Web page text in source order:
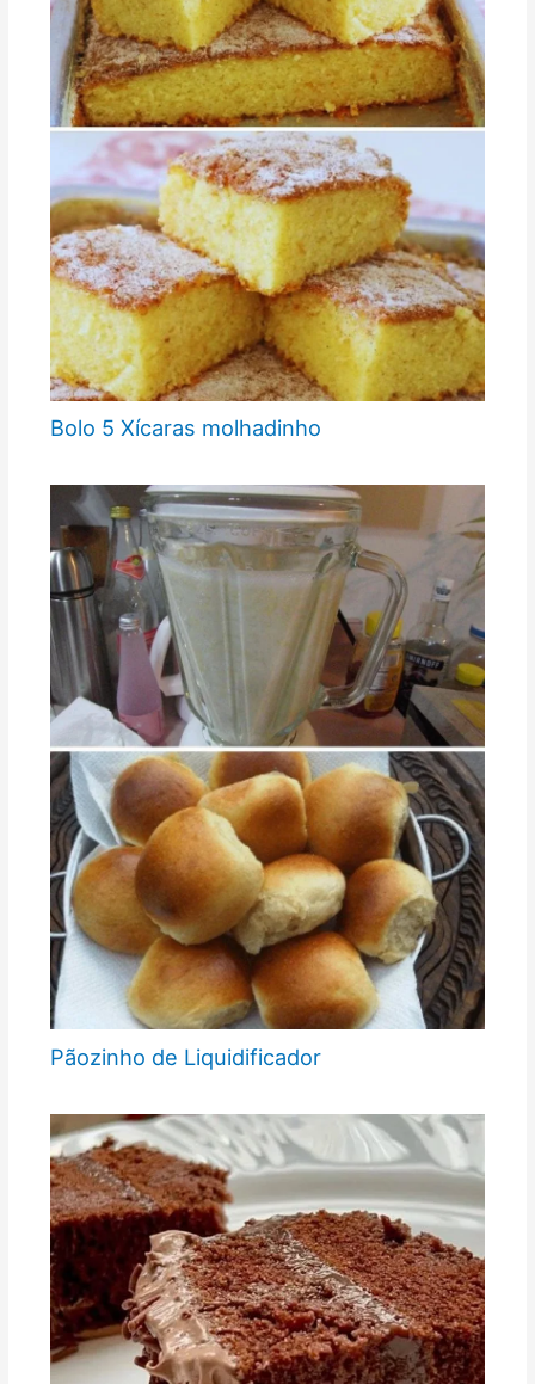
Bolo 5 Xícaras molhadinho
Pãozinho de Liquidificador